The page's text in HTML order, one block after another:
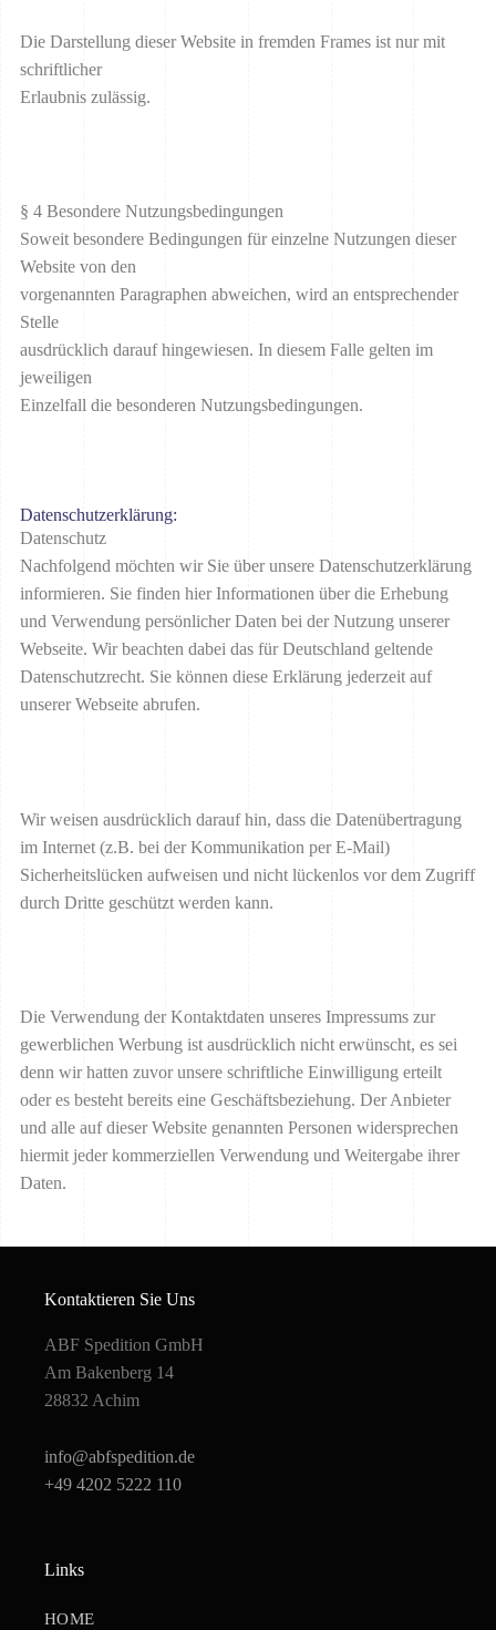
Die Darstellung dieser Website in fremden Frames ist nur mit
schriftlicher
Erlaubnis zulässig.
§ 4 Besondere Nutzungsbedingungen
Soweit besondere Bedingungen für einzelne Nutzungen dieser
Website von den
vorgenannten Paragraphen abweichen, wird an entsprechender
Stelle
ausdrücklich darauf hingewiesen. In diesem Falle gelten im
jeweiligen
Einzelfall die besonderen Nutzungsbedingungen.
Datenschutzerklärung:
Datenschutz
Nachfolgend möchten wir Sie über unsere Datenschutzerklärung
informieren. Sie finden hier Informationen über die Erhebung
und Verwendung persönlicher Daten bei der Nutzung unserer
Webseite. Wir beachten dabei das für Deutschland geltende
Datenschutzrecht. Sie können diese Erklärung jederzeit auf
unserer Webseite abrufen.
Wir weisen ausdrücklich darauf hin, dass die Datenübertragung
im Internet (z.B. bei der Kommunikation per E-Mail)
Sicherheitslücken aufweisen und nicht lückenlos vor dem Zugriff
durch Dritte geschützt werden kann.
Die Verwendung der Kontaktdaten unseres Impressums zur
gewerblichen Werbung ist ausdrücklich nicht erwünscht, es sei
denn wir hatten zuvor unsere schriftliche Einwilligung erteilt
oder es besteht bereits eine Geschäftsbeziehung. Der Anbieter
und alle auf dieser Website genannten Personen widersprechen
hiermit jeder kommerziellen Verwendung und Weitergabe ihrer
Daten.
Kontaktieren Sie Uns
ABF Spedition GmbH
Am Bakenberg 14
28832 Achim
info@abfspedition.de
+49 4202 5222 110
Links
HOME